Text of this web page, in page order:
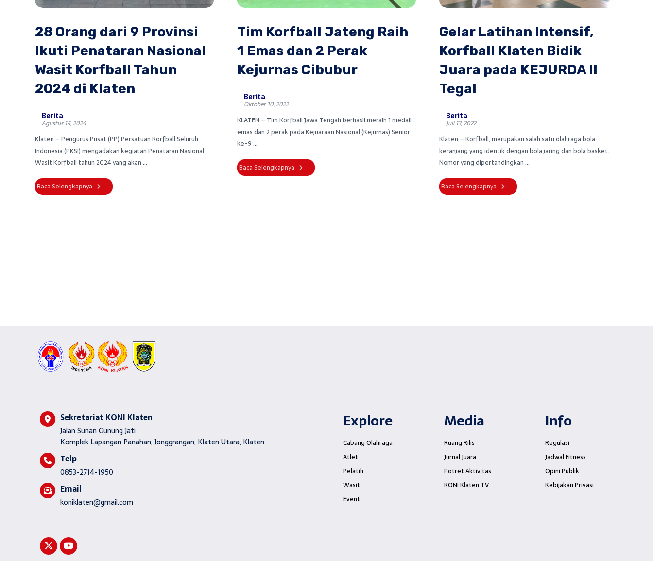
28 Orang dari 9 Provinsi
Ikuti Penataran Nasional
Wasit Korfball Tahun
2024 di Klaten
Berita
Agustus 14, 2024
Klaten – Pengurus Pusat (PP) Persatuan Korfball Seluruh
Indonesia (PKSI) mengadakan kegiatan Penataran Nasional
Wasit Korfball tahun 2024 yang akan ...
Baca Selengkapnya
Tim Korfball Jateng Raih
1 Emas dan 2 Perak
Kejurnas Cibubur
Berita
Oktober 10, 2022
KLATEN – Tim Korfball Jawa Tengah berhasil meraih 1 medali
emas dan 2 perak pada Kejuaraan Nasional (Kejurnas) Senior
ke-9 ...
Baca Selengkapnya
Gelar Latihan Intensif,
Korfball Klaten Bidik
Juara pada KEJURDA II
Tegal
Berita
Juli 13, 2022
Klaten – Korfball, merupakan salah satu olahraga bola
keranjang yang identik dengan bola jaring dan bola basket.
Nomor yang dipertandingkan ...
Baca Selengkapnya
Sekretariat KONI Klaten
Jalan Sunan Gunung Jati
Komplek Lapangan Panahan, Jonggrangan, Klaten Utara, Klaten
Telp
0853-2714-1950
Email
koniklaten@gmail.com
Explore
Cabang Olahraga
Atlet
Pelatih
Wasit
Event
Media
Ruang Rilis
Jurnal Juara
Potret Aktivitas
KONI Klaten TV
Info
Regulasi
Jadwal Fitness
Opini Publik
Kebijakan Privasi